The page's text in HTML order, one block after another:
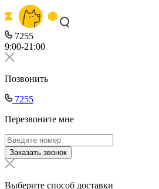
7255
9:00-21:00
Позвонить
7255
Перезвоните мне
Заказать звонок
Выберите способ доставки